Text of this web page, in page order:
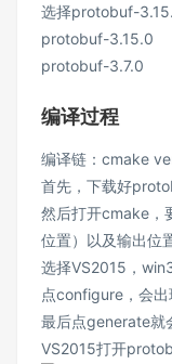
选择protobuf-
protobuf-3.15.0
protobuf-3.7.0
编译过程
编译链：cmake
首先，下载好
然后打开cmake，
位置）以及输出位
选择VS2015，
点configure，会出
最后点generate就
VS2015打开